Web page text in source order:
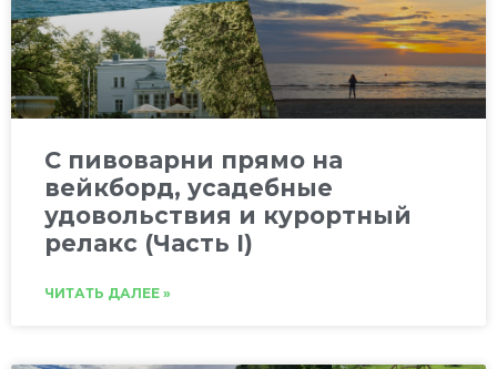
C пивоварни прямо на
вейкборд, усадебные
удовольствия и курортный
релакс (Часть I)
ЧИТАТЬ ДАЛЕЕ »